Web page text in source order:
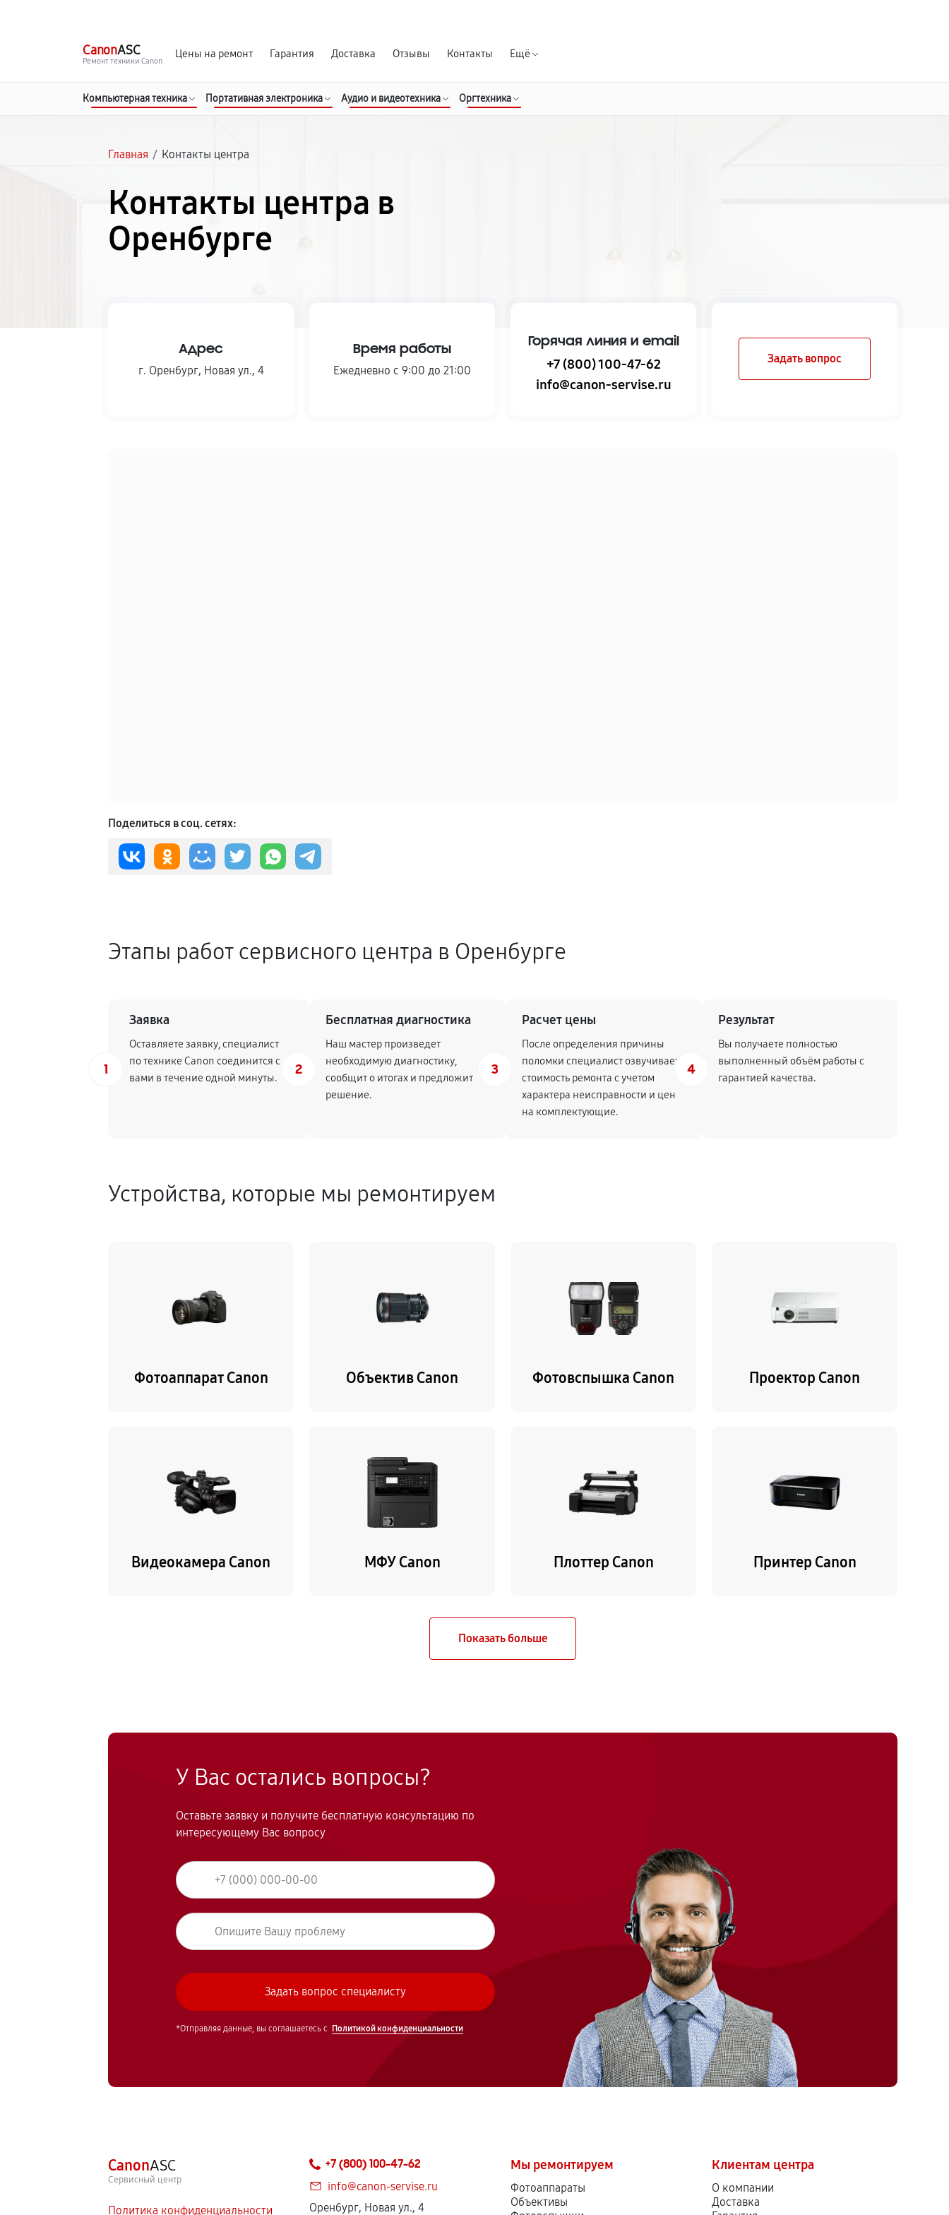
CanonASC
Ремонт техники Canon
Цены на ремонт Гарантия Доставка Отзывы Контакты Ещё
Компьютерная техника Портативная электроника Аудио и видеотехника Оргтехника
Главная / Контакты центра
Контакты центра в
Оренбурге
Адрес
г. Оренбург, Новая ул., 4
Время работы
Ежедневно с 9:00 до 21:00
Горячая линия и email
+7 (800) 100-47-62
info@canon-servise.ru
Задать вопрос
Поделиться в соц. сетях:
Этапы работ сервисного центра в Оренбурге
1
Заявка
Оставляете заявку, специалист
по технике Canon соединится с
вами в течение одной минуты.
2
Бесплатная диагностика
Наш мастер произведет
необходимую диагностику,
сообщит о итогах и предложит
решение.
3
Расчет цены
После определения причины
поломки специалист озвучивает
стоимость ремонта с учетом
характера неисправности и цен
на комплектующие.
4
Результат
Вы получаете полностью
выполненный объём работы с
гарантией качества.
Устройства, которые мы ремонтируем
Фотоаппарат Canon Объектив Canon Фотовспышка Canon Проектор Canon
Видеокамера Canon МФУ Canon Плоттер Canon Принтер Canon
У Вас остались вопросы?
Оставьте заявку и получите бесплатную консультацию по
интересующему Вас вопросу
*Отправляя данные, вы соглашаетесь с Политикой конфиденциальности
CanonASC
Сервисный центр
Политика конфиденциальности
+7 (800) 100-47-62
info@canon-servise.ru
Оренбург, Новая ул., 4
Мы ремонтируем
Фотоаппараты
Объективы
Клиентам центра
О компании
Доставка